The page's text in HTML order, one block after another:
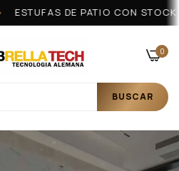
ESTUFAS DE PATIO CON STOCK
BUSCAR
0